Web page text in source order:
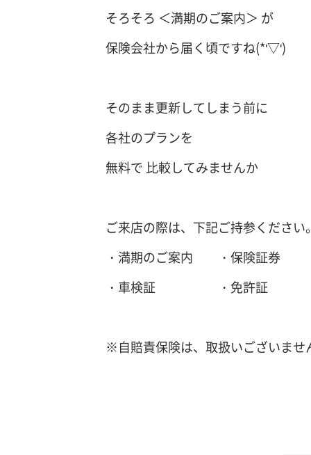
そろそろ ＜満期のご案内＞ が
保険会社から届く頃ですね(*'▽')
そのまま更新してしまう前に
各社のプランを
無料で 比較してみませんか
ご来店の際は、下記ご持参ください
・満期のご案内 ・保険証券
・車検証 ・免許証
※自賠責保険は、取扱いございませ